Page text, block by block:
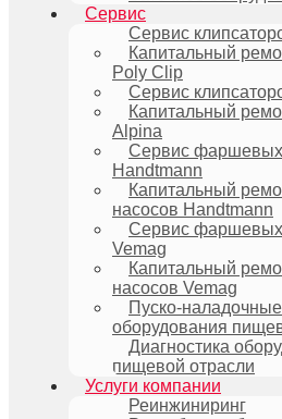
Сервис
Сервис
Капитальный
Poly Clip
Сервис
Капитальный
Alpina
Сервис фаршевых
Handtmann
Капитальный
насосов Handtmann
Сервис фаршевых
Vemag
Капитальный
насосов Vemag
Пуско-
оборудования
Диагностика
пищевой отрасли
Услуги компании
Реинжиниринг